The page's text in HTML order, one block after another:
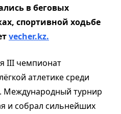
в беговых
спортивной ходьбе
vecher.kz.
III чемпионат
атлетике среди
Международный турнир
и собрал сильнейших